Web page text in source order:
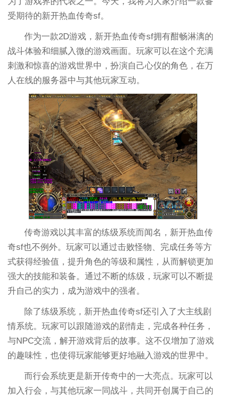
受期待的新开热血传奇sf。
作为一款2D游戏，新开热血传奇sf拥有酣畅淋漓的
战斗体验和细腻入微的游戏画面。玩家可以在这个充满
刺激和惊喜的游戏世界中，扮演自己心仪的角色，在万
人在线的服务器中与其他玩家互动。
传奇游戏以其丰富的练级系统而闻名，新开热血传
奇sf也不例外。玩家可以通过击败怪物、完成任务等方
式获得经验值，提升角色的等级和属性，从而解锁更加
强大的技能和装备。通过不断的练级，玩家可以不断提
升自己的实力，成为游戏中的强者。
除了练级系统，新开热血传奇sf还引入了大主线剧
情系统。玩家可以跟随游戏的剧情走，完成各种任务，
与NPC交流，解开游戏背后的故事。这不仅增加了游戏
的趣味性，也使得玩家能够更好地融入游戏的世界中。
而行会系统更是新开传奇中的一大亮点。玩家可以
加入行会，与其他玩家一同战斗，共同开创属于自己的